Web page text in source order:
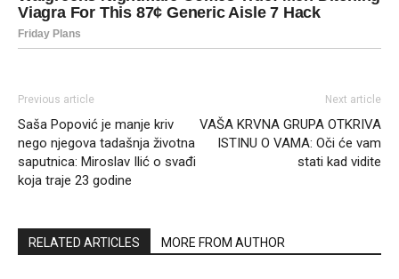
Previous article
Saša Popović je manje kriv
nego njegova tadašnja životna
saputnica: Miroslav Ilić o svađi
koja traje 23 godine
Next article
VAŠA KRVNA GRUPA OTKRIVA
ISTINU O VAMA: Oči će vam
stati kad vidite
RELATED ARTICLES MORE FROM AUTHOR